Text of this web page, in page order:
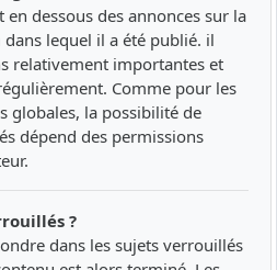
dessous des annonces sur la
lequel il a été publié. il
relativement importantes et
Comme pour les
globales, la possibilité de
dépend des permissions
?
dans les sujets verrouillés